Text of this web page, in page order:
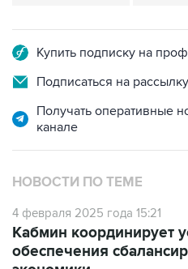
Купить подписку на
Подписаться на
Получать оперативные
канале
НОВОСТИ ПО ТЕМЕ
4 февраля 2025 года 15:21
Кабмин координирует
обеспечения